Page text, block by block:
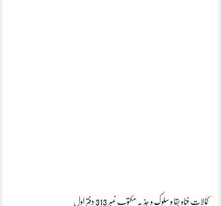
کمالات فناو بقا و سلوک و جذ بہ مکتوب نمبر 313 دفتر اول